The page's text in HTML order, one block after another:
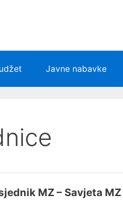
Javne nabavke
MZ – Savjeta MZ